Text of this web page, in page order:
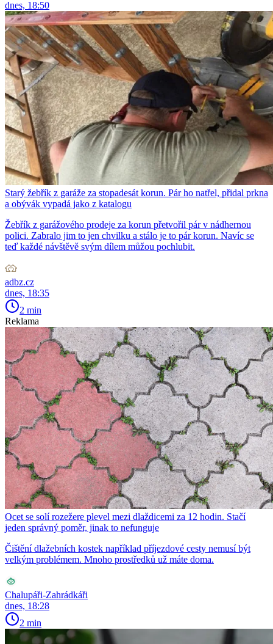
dnes, 18:50
Starý žebřík z garáže za stopadesát korun. Pár ho natřel, přidal prkna
a obývák vypadá jako z katalogu
Žebřík z garážového prodeje za korun přetvořil pár v nádhernou
polici. Zabralo jim to jen chvilku a stálo je to pár korun. Navíc se
teď každé návštěvě svým dílem můžou pochlubit.
adbz.cz
dnes, 18:35
2 min
Reklama
Ocet se solí rozežere plevel mezi dlaždicemi za 12 hodin. Stačí
jeden správný poměr, jinak to nefunguje
Čištění dlažebních kostek například příjezdové cesty nemusí být
velkým problémem. Mnoho prostředků už máte doma.
Chalupáři-Zahrádkáři
dnes, 18:28
2 min